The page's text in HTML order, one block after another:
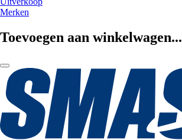
Merken
Toevoegen aan winkelwagen...